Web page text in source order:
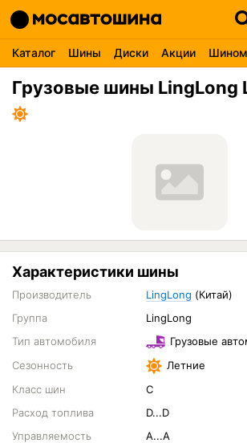
Каталог Шины Диски Акции
Грузовые шины LingLong
Характеристики шины
Производитель LingLong (Китай)
Группа
LingLong
Тип автомобиля
Грузовые
Сезонность
Летние
Класс шин
C
Расход топлива
D...D
Управляемость
A...A